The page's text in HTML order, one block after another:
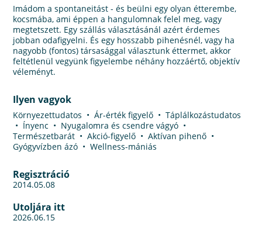
Imádom a spontaneitást - és beülni egy olyan étterembe,
kocsmába, ami éppen a hangulomnak felel meg, vagy
megtetszett. Egy szállás választásánál azért érdemes
jobban odafigyelni. És egy hosszabb pihenésnél, vagy ha
nagyobb (fontos) társasággal választunk éttermet, akkor
feltétlenül vegyünk figyelembe néhány hozzáértő, objektív
véleményt.
Ilyen vagyok
Környezettudatos • Ár-érték figyelő • Táplálkozástudatos
• Ínyenc • Nyugalomra és csendre vágyó •
Természetbarát • Akció-figyelő • Aktívan pihenő •
Gyógyvízben ázó • Wellness-mániás
Regisztráció
2014.05.08
Utoljára itt
2026.06.15